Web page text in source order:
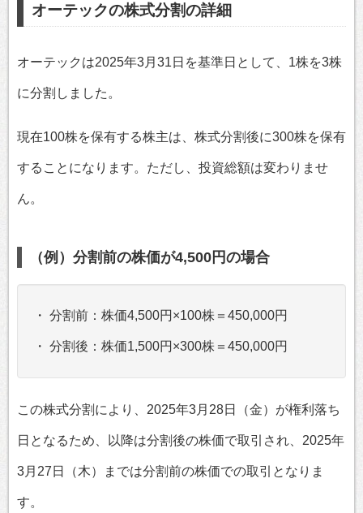
オーテックの株式分割の詳細
オーテックは2025年3月31日を基準日として、1株を3株
に分割しました。
現在100株を保有する株主は、株式分割後に300株を保有
することになります。ただし、投資総額は変わりませ
ん。
（例）分割前の株価が4,500円の場合
・ 分割前：株価4,500円×100株＝450,000円
・ 分割後：株価1,500円×300株＝450,000円
この株式分割により、2025年3月28日（金）が権利落ち
日となるため、以降は分割後の株価で取引され、2025年
3月27日（木）までは分割前の株価での取引となりま
す。